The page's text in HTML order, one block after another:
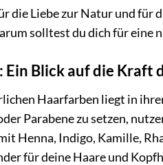
die Liebe zur Natur und für
solltest du dich für eine
Blick auf die Kraft
Haarfarben liegt in
Parabene zu setzen,
Henna, Indigo, Kamille,
für deine Haare und